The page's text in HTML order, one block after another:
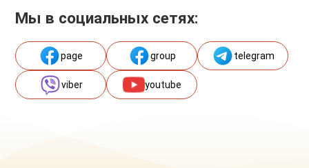
Мы в социальных сетях:
page group telegram
viber youtube